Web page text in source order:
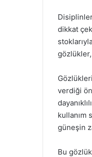
dikkat
gözlükler,
verdiği
kullanım
güneşin
Bu